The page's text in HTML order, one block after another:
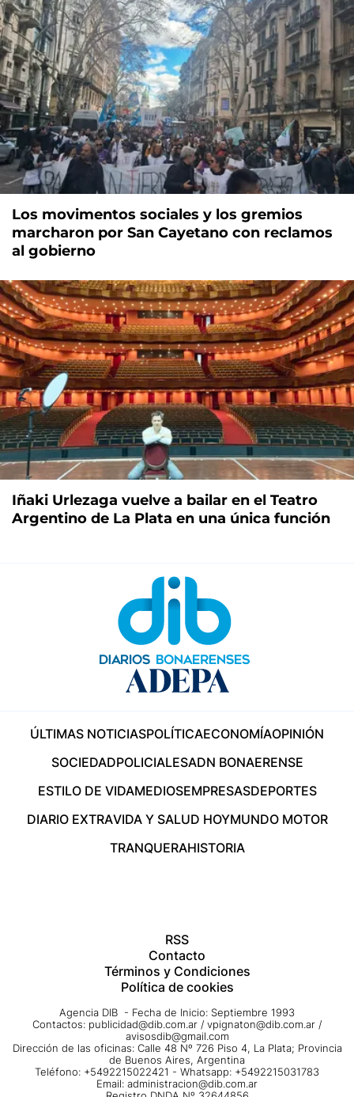
Los movimentos sociales y los gremios
marcharon por San Cayetano con reclamos
al gobierno
Iñaki Urlezaga vuelve a bailar en el Teatro
Argentino de La Plata en una única función
ÚLTIMAS NOTICIASPOLÍTICAECONOMÍAOPINIÓN
SOCIEDADPOLICIALESADN BONAERENSE
ESTILO DE VIDAMEDIOSEMPRESASDEPORTES
DIARIO EXTRAVIDA Y SALUD HOYMUNDO MOTOR
TRANQUERAHISTORIA
RSS
Contacto
Términos y Condiciones
Política de cookies
Agencia DIB - Fecha de Inicio: Septiembre 1993
Contactos: publicidad@dib.com.ar / vpignaton@dib.com.ar /
avisosdib@gmail.com
Dirección de las oficinas: Calle 48 Nº 726 Piso 4, La Plata; Provincia
de Buenos Aires, Argentina
Teléfono: +5492215022421 - Whatsapp: +5492215031783
Email: administracion@dib.com.ar